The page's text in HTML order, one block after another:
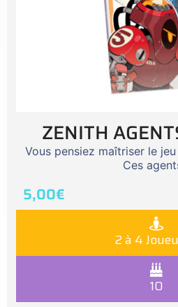
ZENITH
Vous pensiez maîtriser le
Ces
5,00€
2 à 4
10